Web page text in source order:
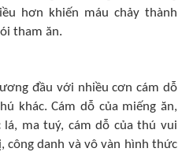
hơn khiến máu chảy thành
tham ăn.
đầu với nhiều cơn cám dỗ
khác. Cám dỗ của miếng ăn,
ma tuý, cám dỗ của thú vui
công danh và vô vàn hình thức